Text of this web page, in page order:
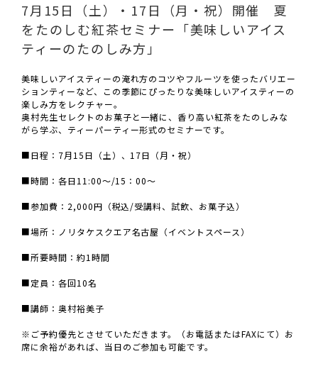
7月15日（土）・17日（月・祝）開催 夏
をたのしむ紅茶セミナー「美味しいアイス
ティーのたのしみ方」
美味しいアイスティーの淹れ方のコツやフルーツを使ったバリエー
ションティーなど、この季節にぴったりな美味しいアイスティーの
楽しみ方をレクチャー。
奥村先生セレクトのお菓子と一緒に、香り高い紅茶をたのしみな
がら学ぶ、ティーパーティー形式のセミナーです。
■日程：7月15日（土）、17日（月・祝）
■時間：各日11:00～/15：00～
■参加費：2,000円（税込/受講料、試飲、お菓子込）
■場所：ノリタケスクエア名古屋（イベントスペース）
■所要時間：約1時間
■定員：各回10名
■講師：奥村裕美子
※ご予約優先とさせていただきます。（お電話またはFAXにて）お
席に余裕があれば、当日のご参加も可能です。